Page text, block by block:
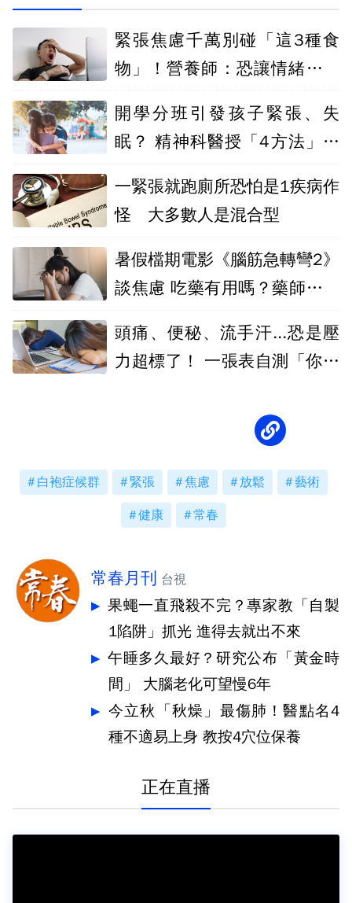
緊張焦慮千萬別碰「這3種食
物」！營養師：恐讓情緒更崩
開學分班引發孩子緊張、失
眠？ 精神科醫授「4方法」快
一緊張就跑廁所恐怕是1疾病作
怪 大多數人是混合型
暑假檔期電影《腦筋急轉彎2》
談焦慮 吃藥有用嗎？藥師點出
頭痛、便秘、流手汗...恐是壓
力超標了！ 一張表自測「你的
白袍症候群 緊張 焦慮 放鬆 藝術
健康 常春
常春月刊 台視
果蠅一直飛殺不完？專家教「自製
1陷阱」抓光 進得去就出不來
午睡多久最好？研究公布「黃金時
間」 大腦老化可望慢6年
今立秋「秋燥」最傷肺！醫點名4
種不適易上身 教按4穴位保養
正在直播